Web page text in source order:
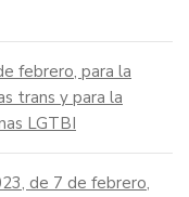
febrero, para la
trans y para la
LGTBI
de 7 de febrero,